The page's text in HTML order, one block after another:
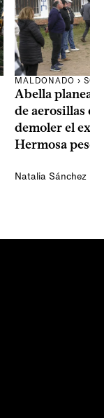
MALDONADO ›
Abella planea
de aerosillas
demoler el
Hermosa pese
Natalia Sánchez